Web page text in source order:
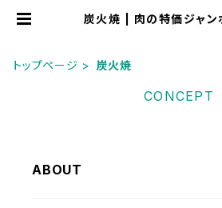
炭火焼 | 肉の特価ジャン
トップページ 炭火焼
CONCEPT
ABOUT